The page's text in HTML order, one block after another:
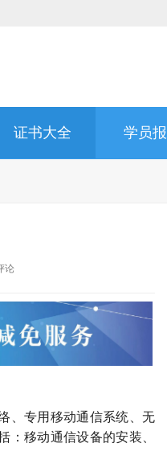
证书大全 学员
论
、专用移动通信系统、无
：移动通信设备的安装、